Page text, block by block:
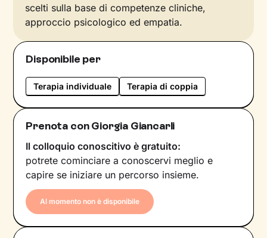
scelti sulla base di competenze cliniche,
approccio psicologico ed empatia.
Disponibile per
Terapia individuale Terapia di coppia
Prenota con Giorgia Giancarli
Il colloquio conoscitivo è gratuito:
potrete cominciare a conoscervi meglio e
capire se iniziare un percorso insieme.
Al momento non è disponibile